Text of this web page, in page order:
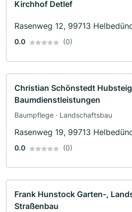
Kirchhof Detlef
Rasenweg 12, 99713
0.0 (0)
Christian Schönstedt
Baumdienstleistungen
Baumpflege · Landschaftsbau
Rasenweg 19, 99713
0.0 (0)
Frank Hunstock Garten-,
Straßenbau